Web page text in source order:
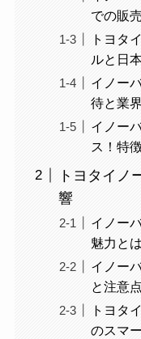
での販
トヨタ
ルと日
イノー
待と業
イノー
ス！特
トヨタイノ
響
イノー
魅力と
イノー
と注意点
トヨタ
のスマ